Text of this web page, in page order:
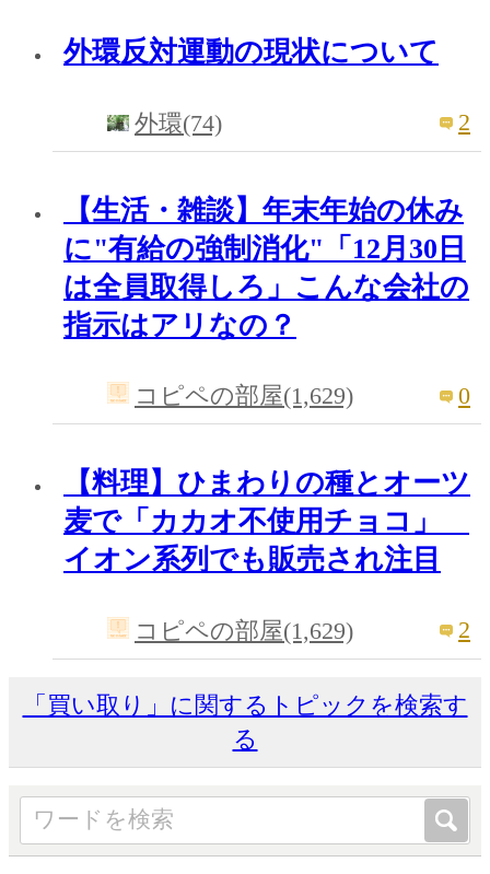
外環反対運動の現状について
外環(74) 2
【生活・雑談】年末年始の休み
に"有給の強制消化"「12月30日
は全員取得しろ」こんな会社の
指示はアリなの？
コピペの部屋(1,629) 0
【料理】ひまわりの種とオーツ
麦で「カカオ不使用チョコ」
イオン系列でも販売され注目
コピペの部屋(1,629) 2
「買い取り」に関するトピックを検索す
る